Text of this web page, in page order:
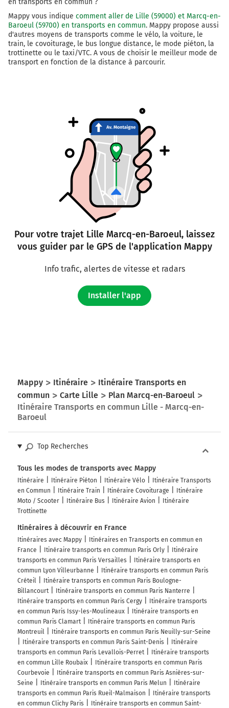
en transports en commun ?
Mappy vous indique comment aller de Lille (59000) et Marcq-en-
Baroeul (59700) en transports en commun. Mappy propose aussi
d'autres moyens de transports comme le vélo, la voiture, le
train, le covoiturage, le bus longue distance, le mode piéton, la
trottinette ou le taxi/VTC. A vous de choisir le meilleur mode de
transport en fonction de la distance à parcourir.
Pour votre trajet Lille Marcq-en-Baroeul, laissez
vous guider par le GPS de l'application Mappy
Info trafic, alertes de vitesse et radars
Installer l'app
Mappy Itinéraire
Itinéraire Transports en
commun
Carte Lille
Plan Marcq-en-Baroeul
Itinéraire Transports en commun Lille - Marcq-en-
Baroeul
Top Recherches
Tous les modes de transports avec Mappy
Itinéraire Itinéraire Piéton Itinéraire Vélo
Itinéraire Transports
en Commun
Itinéraire Train Itinéraire Covoiturage
Itinéraire
Moto / Scooter
Itinéraire Bus Itinéraire Avion
Itinéraire
Trottinette
Itinéraires à découvrir en France
Itinéraires avec Mappy
Itinéraires en Transports en commun en
France
Itinéraire transports en commun Paris Orly
Itinéraire
transports en commun Paris Versailles
Itinéraire transports en
commun Lyon Villeurbanne
Itinéraire transports en commun Paris
Créteil
Itinéraire transports en commun Paris Boulogne-
Billancourt
Itinéraire transports en commun Paris Nanterre
Itinéraire transports en commun Paris Cergy
Itinéraire transports
en commun Paris Issy-les-Moulineaux
Itinéraire transports en
commun Paris Clamart
Itinéraire transports en commun Paris
Montreuil
Itinéraire transports en commun Paris Neuilly-sur-Seine
Itinéraire transports en commun Paris Saint-Denis
Itinéraire
transports en commun Paris Levallois-Perret
Itinéraire transports
en commun Lille Roubaix
Itinéraire transports en commun Paris
Courbevoie
Itinéraire transports en commun Paris Asnières-sur-
Seine
Itinéraire transports en commun Paris Melun
Itinéraire
transports en commun Paris Rueil-Malmaison
Itinéraire transports
en commun Clichy Paris
Itinéraire transports en commun Saint-